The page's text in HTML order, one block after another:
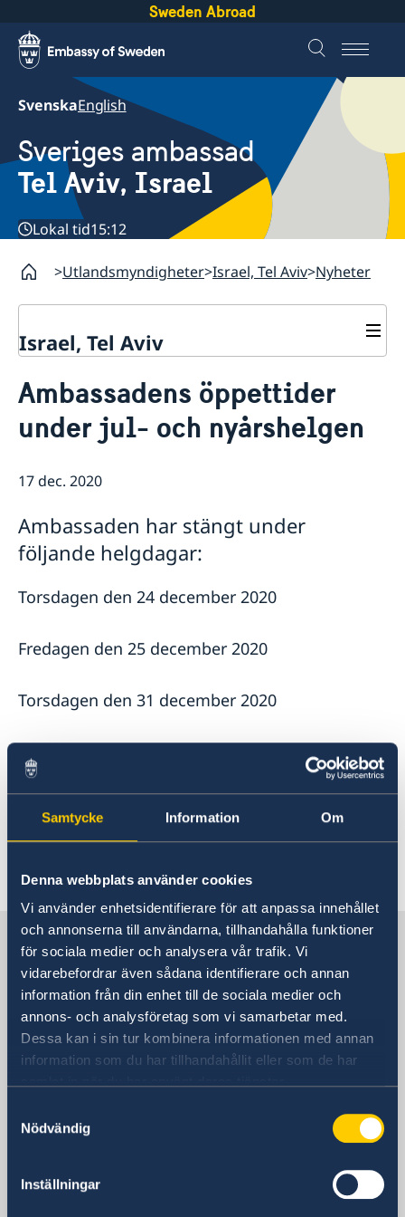
Samtycke Information Om
Denna webbplats använder cookies
Vi använder enhetsidentifierare för att anpassa innehållet
och annonserna till användarna, tillhandahålla funktioner
för sociala medier och analysera vår trafik. Vi
vidarebefordrar även sådana identifierare och annan
information från din enhet till de sociala medier och
annons- och analysföretag som vi samarbetar med.
Dessa kan i sin tur kombinera informationen med annan
information som du har tillhandahållit eller som de har
Nödvändig
Inställningar
Sweden Abroad
SvenskaEnglish
Sveriges ambassad
Tel Aviv, Israel
Lokal tid15:12
Utlandsmyndigheter Israel, Tel Aviv Nyheter
Israel, Tel Aviv
Om ambassaden
Lediga tjänster
GDPR
Så stöttar vi svenska företag
Team Sweden
Svenska företag i Israel
Anmäl handelshinder
Ambassadens öppettider
under jul- och nyårshelgen
17 dec. 2020
Ambassaden har stängt under
följande helgdagar:
Torsdagen den 24 december 2020
Fredagen den 25 december 2020
Torsdagen den 31 december 2020
Gott Nytt År!
Senast uppdaterad 17 dec. 2020, 15.03
Sverige i Israel, Tel Aviv
Sveriges ambassad
Besöksadress
Adgar 360, 24 tr.
Hashlosha Street 2
Postadress
P.O.B. 9393
Tel Aviv 6109301